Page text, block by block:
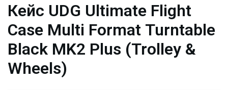
Кейс UDG Ultimate Flight
Case Multi Format Turntable
Black MK2 Plus (Trolley &
Wheels)